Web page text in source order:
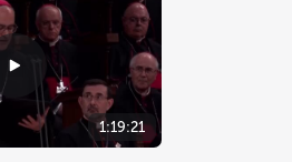
1:19:21